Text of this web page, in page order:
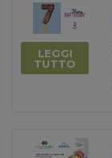
LEGGI
TUTTO